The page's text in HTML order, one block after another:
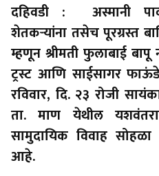
दहिवडी : अस्मानी
शेतकऱ्यांना तसेच पूरग्रस्त
म्हणून श्रीमती फुलाबाई
ट्रस्ट आणि साईसागर
रविवार, दि. २३ रोजी
ता. माण येथील
सामुदायिक विवाह
आहे.